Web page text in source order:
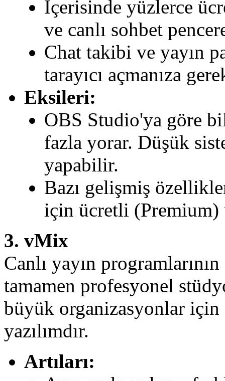
İçerisinde yüzlerce
ve canlı sohbet
Chat takibi ve yayın
tarayıcı açmanıza
Eksileri:
OBS Studio'ya göre
fazla yorar. Düşük
yapabilir.
Bazı gelişmiş
için ücretli (Premium)
3. vMix
Canlı yayın
tamamen profesyonel
büyük organizasyonlar
yazılımdır.
Artıları: